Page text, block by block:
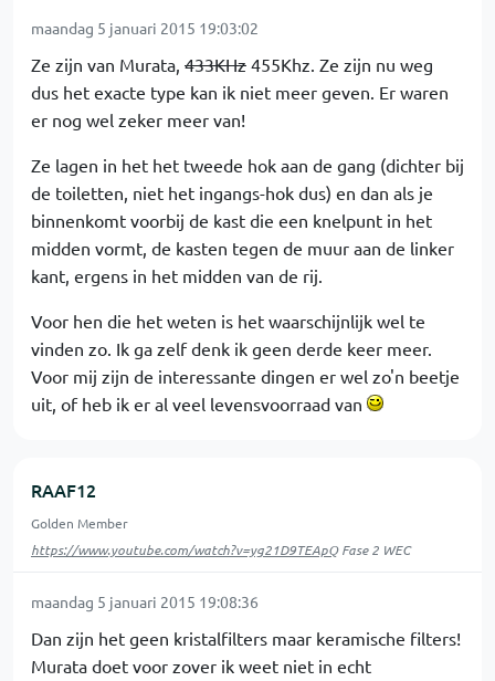
maandag 5 januari 2015 19:03:02
Ze zijn van Murata, 433KHz 455Khz. Ze zijn nu weg
dus het exacte type kan ik niet meer geven. Er waren
er nog wel zeker meer van!
Ze lagen in het het tweede hok aan de gang (dichter bij
de toiletten, niet het ingangs-hok dus) en dan als je
binnenkomt voorbij de kast die een knelpunt in het
midden vormt, de kasten tegen de muur aan de linker
kant, ergens in het midden van de rij.
Voor hen die het weten is het waarschijnlijk wel te
vinden zo. Ik ga zelf denk ik geen derde keer meer.
Voor mij zijn de interessante dingen er wel zo'n beetje
uit, of heb ik er al veel levensvoorraad van
RAAF12
Golden Member
https://www.youtube.com/watch?v=yg21D9TEApQFase 2 WEC
maandag 5 januari 2015 19:08:36
Dan zijn het geen kristalfilters maar keramische filters!
Murata doet voor zover ik weet niet in echt